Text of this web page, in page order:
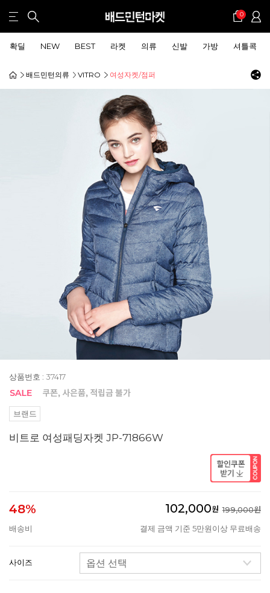
0
확딜 NEW BEST 라켓 의류 신발 가방 셔틀콕
배드민턴의류 VITRO 여성자켓/점퍼
상품번호 : 37417
브랜드
비트로 여성패딩자켓 JP-71866W
48% 102,000원 199,000원
배송비
결제 금액 기준 5만원이상 무료배송
사이즈